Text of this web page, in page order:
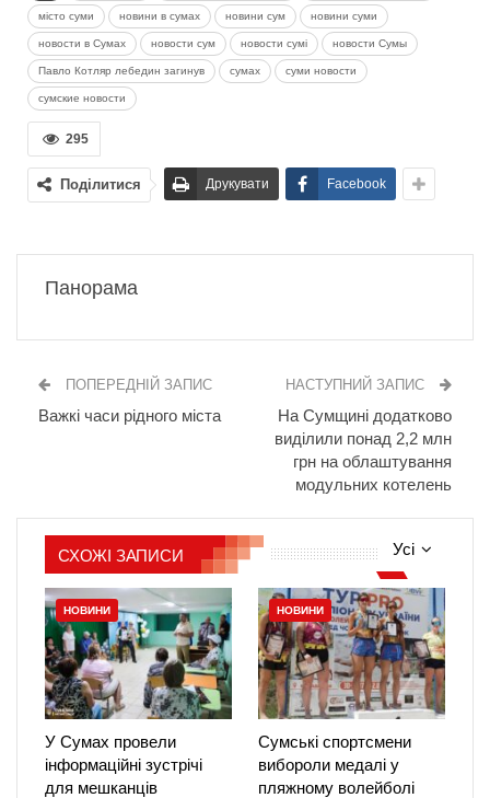
місто суми новини в сумах новини сум новини суми
новости в Сумах новости сум новости сумі новости Сумы
Павло Котляр лебедин загинув сумах суми новости
сумские новости
295
Поділитися Друкувати Facebook
Панорама
ПОПЕРЕДНІЙ ЗАПИС
Важкі часи рідного міста
НАСТУПНИЙ ЗАПИС
На Сумщині додатково
виділили понад 2,2 млн
грн на облаштування
модульних котелень
Усі
СХОЖІ ЗАПИСИ
НОВИНИ
У Сумах провели
інформаційні зустрічі
для мешканців
НОВИНИ
Сумські спортсмени
вибороли медалі у
пляжному волейболі